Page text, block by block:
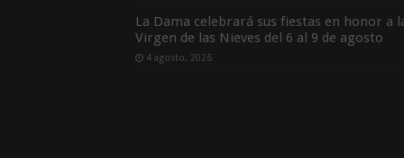
La Dama celebrará sus fiestas en honor a
Virgen de las Nieves del 6 al 9 de agosto
4 agosto, 2026